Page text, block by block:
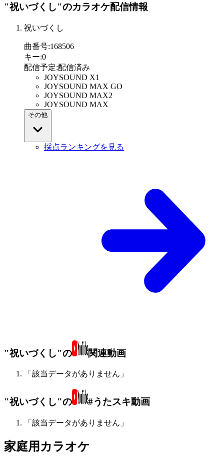
"祝いづくし"のカラオケ配信情報
祝いづくし
曲番号:168506
キー:0
配信予定:配信済み
JOYSOUND X1
JOYSOUND MAX GO
JOYSOUND MAX2
JOYSOUND MAX
その他
採点ランキングを見る
"祝いづくし"の 関連動画
「該当データがありません」
"祝いづくし"の #うたスキ動画
「該当データがありません」
家庭用カラオケ